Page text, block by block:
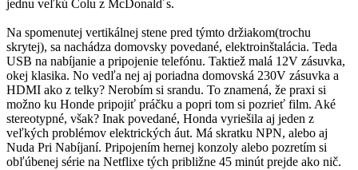
jednu veľkú Colu z McDonald´s.
Na spomenutej vertikálnej stene pred týmto držiakom(trochu
skrytej), sa nachádza domovsky povedané, elektroinštalácia. Teda
USB na nabíjanie a pripojenie telefónu. Taktiež malá 12V zásuvka,
okej klasika. No vedľa nej aj poriadna domovská 230V zásuvka a
HDMI ako z telky? Nerobím si srandu. To znamená, že praxi si
možno ku Honde pripojiť práčku a popri tom si pozrieť film. Aké
stereotypné, však? Inak povedané, Honda vyriešila aj jeden z
veľkých problémov elektrických áut. Má skratku NPN, alebo aj
Nuda Pri Nabíjaní. Pripojením hernej konzoly alebo pozretím si
obľúbenej série na Netflixe tých približne 45 minút prejde ako nič.